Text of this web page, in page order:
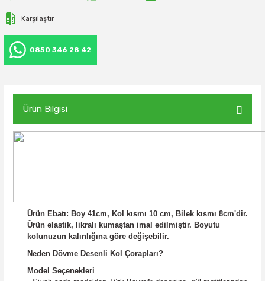
Karşılaştır
0850 346 28 42
Ürün Bilgisi
Ürün Ebatı: Boy 41cm, Kol kısmı 10 cm, Bilek kısmı 8cm'dir.
Ürün elastik, likralı kumaştan imal edilmiştir. Boyutu
kolunuzun kalınlığına göre değişebilir.
Neden Dövme Desenli Kol Çorapları?
Model Seçenekleri